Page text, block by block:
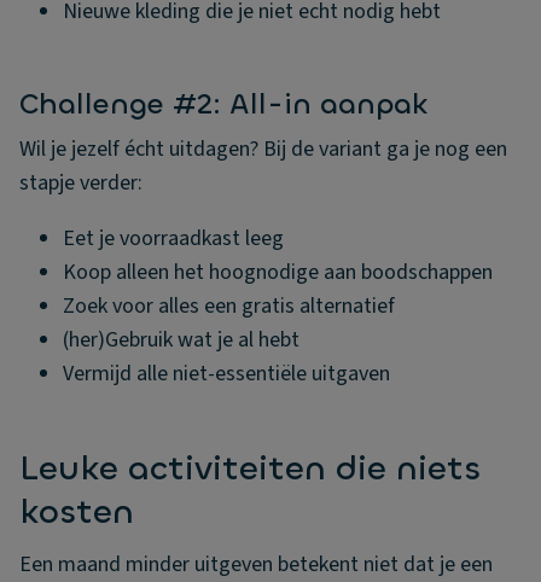
Nieuwe kleding die je niet echt nodig hebt
Challenge #2: All-in aanpak
Wil je jezelf écht uitdagen? Bij de variant ga je nog een
stapje verder:
Eet je voorraadkast leeg
Koop alleen het hoognodige aan boodschappen
Zoek voor alles een gratis alternatief
(her)Gebruik wat je al hebt
Vermijd alle niet-essentiële uitgaven
Leuke activiteiten die niets
kosten
Een maand minder uitgeven betekent niet dat je een